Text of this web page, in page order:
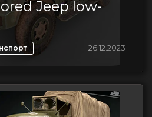
Jeep low-
26.12.2023